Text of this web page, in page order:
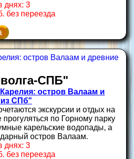
днях: 3
без переезда
СПБ"
остров Валаам и
СПб"
экскурсии и отдых на
по Горному парку
карельские водопады, а
остров Валаам.
днях: 3
без переезда